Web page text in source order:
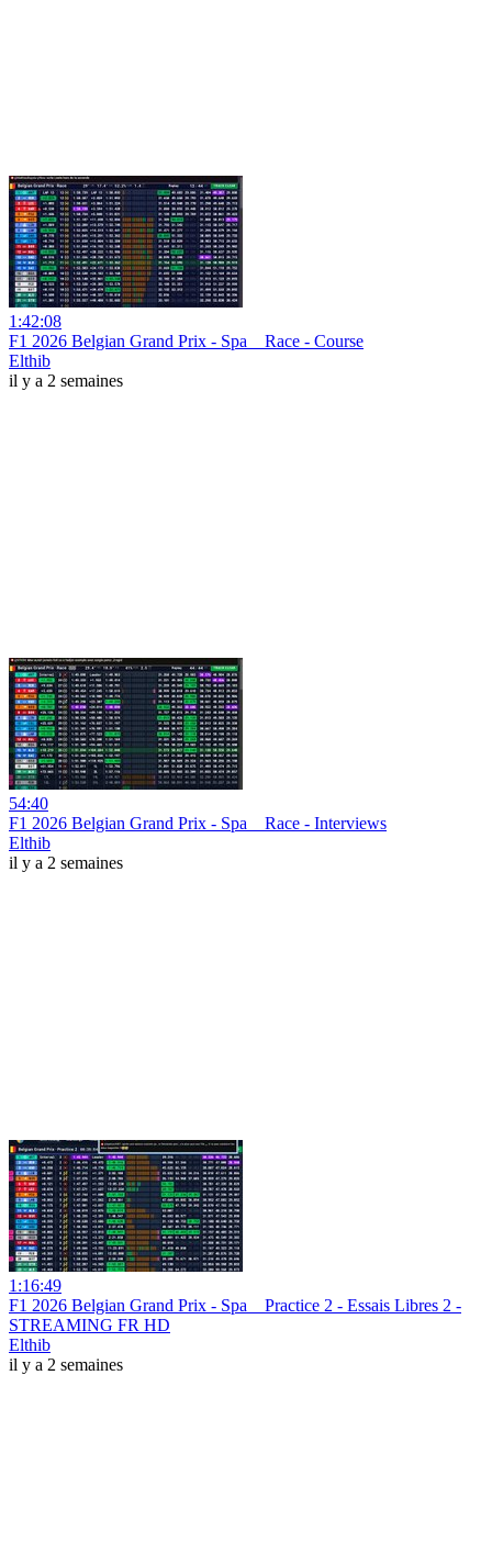
1:42:08
F1 2026 Belgian Grand Prix - Spa _ Race - Course
Elthib
il y a 2 semaines
54:40
F1 2026 Belgian Grand Prix - Spa _ Race - Interviews
Elthib
il y a 2 semaines
1:16:49
F1 2026 Belgian Grand Prix - Spa _ Practice 2 - Essais Libres 2 -
STREAMING FR HD
Elthib
il y a 2 semaines